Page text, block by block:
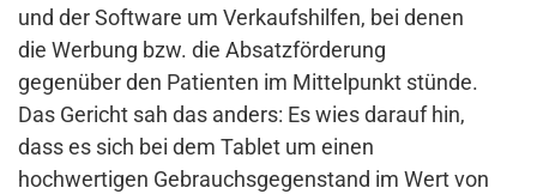
und der Software um Verkaufshilfen, bei denen
die Werbung bzw. die Absatzförderung
gegenüber den Patienten im Mittelpunkt stünde.
Das Gericht sah das anders: Es wies darauf hin,
dass es sich bei dem Tablet um einen
hochwertigen Gebrauchsgegenstand im Wert von